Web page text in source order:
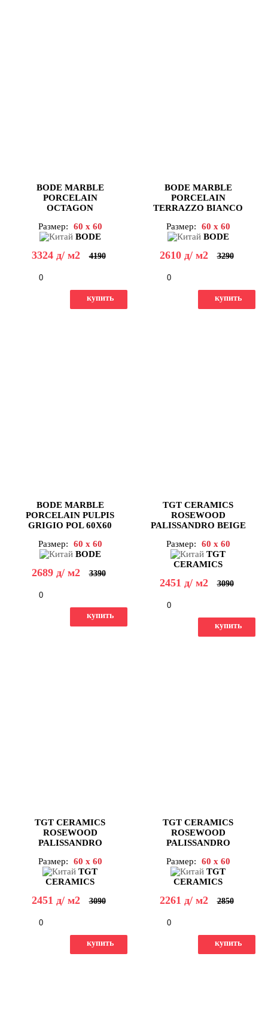
BODE MARBLE
PORCELAIN
OCTAGON
60X60
Размер:
60 x 60
BODE
3324 д/ м2 4190
купить
BODE MARBLE
PORCELAIN
TERRAZZO BIANCO
Размер:
60 x 60
BODE
2610 д/ м2 3290
купить
BODE MARBLE
PORCELAIN PULPIS
GRIGIO POL 60X60
Размер:
60 x 60
BODE
2689 д/ м2 3390
купить
TGT CERAMICS
ROSEWOOD
PALISSANDRO BEIGE
Размер:
60 x 60
TGT
CERAMICS
2451 д/ м2 3090
купить
TGT CERAMICS
ROSEWOOD
PALISSANDRO
Размер:
60 x 60
TGT
CERAMICS
2451 д/ м2 3090
купить
TGT CERAMICS
ROSEWOOD
PALISSANDRO
Размер:
60 x 60
TGT
CERAMICS
2261 д/ м2 2850
купить